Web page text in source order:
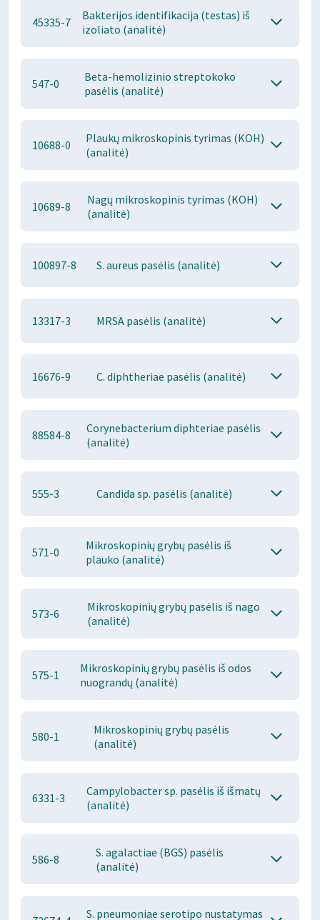
45335-7
Bakterijos identifikacija (testas) iš
izoliato (analitė)
547-0
Beta-hemolizinio streptokoko
pasėlis (analitė)
10688-0
Plaukų mikroskopinis tyrimas (KOH)
(analitė)
10689-8
Nagų mikroskopinis tyrimas (KOH)
(analitė)
100897-8 S. aureus pasėlis (analitė)
13317-3 MRSA pasėlis (analitė)
16676-9 C. diphtheriae pasėlis (analitė)
88584-8
Corynebacterium diphteriae pasėlis
(analitė)
555-3 Candida sp. pasėlis (analitė)
571-0
Mikroskopinių grybų pasėlis iš
plauko (analitė)
573-6
Mikroskopinių grybų pasėlis iš nago
(analitė)
575-1
Mikroskopinių grybų pasėlis iš odos
nuograndų (analitė)
580-1
Mikroskopinių grybų pasėlis
(analitė)
6331-3
Campylobacter sp. pasėlis iš išmatų
(analitė)
586-8
S. agalactiae (BGS) pasėlis
(analitė)
S. pneumoniae serotipo nustatymas